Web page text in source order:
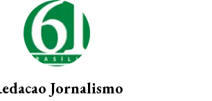
Jornalismo